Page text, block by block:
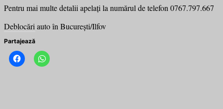
Pentru mai multe detalii apelați la numărul de telefon 0767.797.667
Deblocări auto în București/Ilfov
Partajează